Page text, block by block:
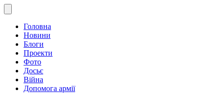
Головна
Новини
Блоги
Проекти
Фото
Досьє
Війна
Допомога армії